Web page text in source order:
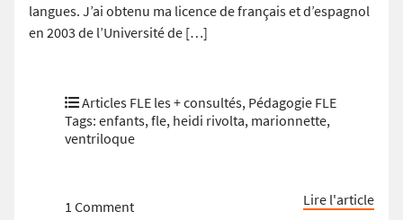
langues. J’ai obtenu ma licence de français et d’espagnol
en 2003 de l’Université de […]
Articles FLE les + consultés, Pédagogie FLE
Tags: enfants,fle, heidi rivolta, marionnette,
ventriloque
1 Comment Lire l'article